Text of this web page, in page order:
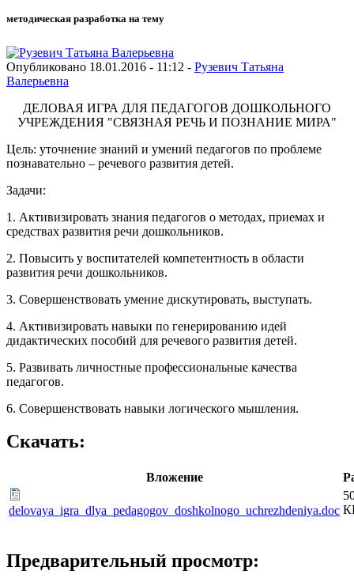
методическая разработка на тему
Опубликовано 18.01.2016 - 11:12 - Рузевич Татьяна
Валерьевна
ДЕЛОВАЯ ИГРА ДЛЯ ПЕДАГОГОВ ДОШКОЛЬНОГО
УЧРЕЖДЕНИЯ "СВЯЗНАЯ РЕЧЬ И ПОЗНАНИЕ МИРА"
Цель: уточнение знаний и умений педагогов по проблеме
познавательно – речевого развития детей.
Задачи:
1. Активизировать знания педагогов о методах, приемах и
средствах развития речи дошкольников.
2. Повысить у воспитателей компетентность в области
развития речи дошкольников.
3. Совершенствовать умение дискутировать, выступать.
4. Активизировать навыки по генерированию идей
дидактических пособий для речевого развития детей.
5. Развивать личностные профессиональные качества
педагогов.
6. Совершенствовать навыки логического мышления.
Скачать:
Вложение
delovaya_igra_dlya_pedagogov_doshkolnogo_uchrezhdeniya.doc
Предварительный просмотр: